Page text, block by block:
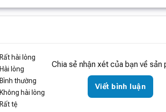
Rất hài lòng
Hài lòng
Bình thường
Không hài lòng
Rất tệ
Chia sẻ nhận xét của bạn về sản
Viết bình luận